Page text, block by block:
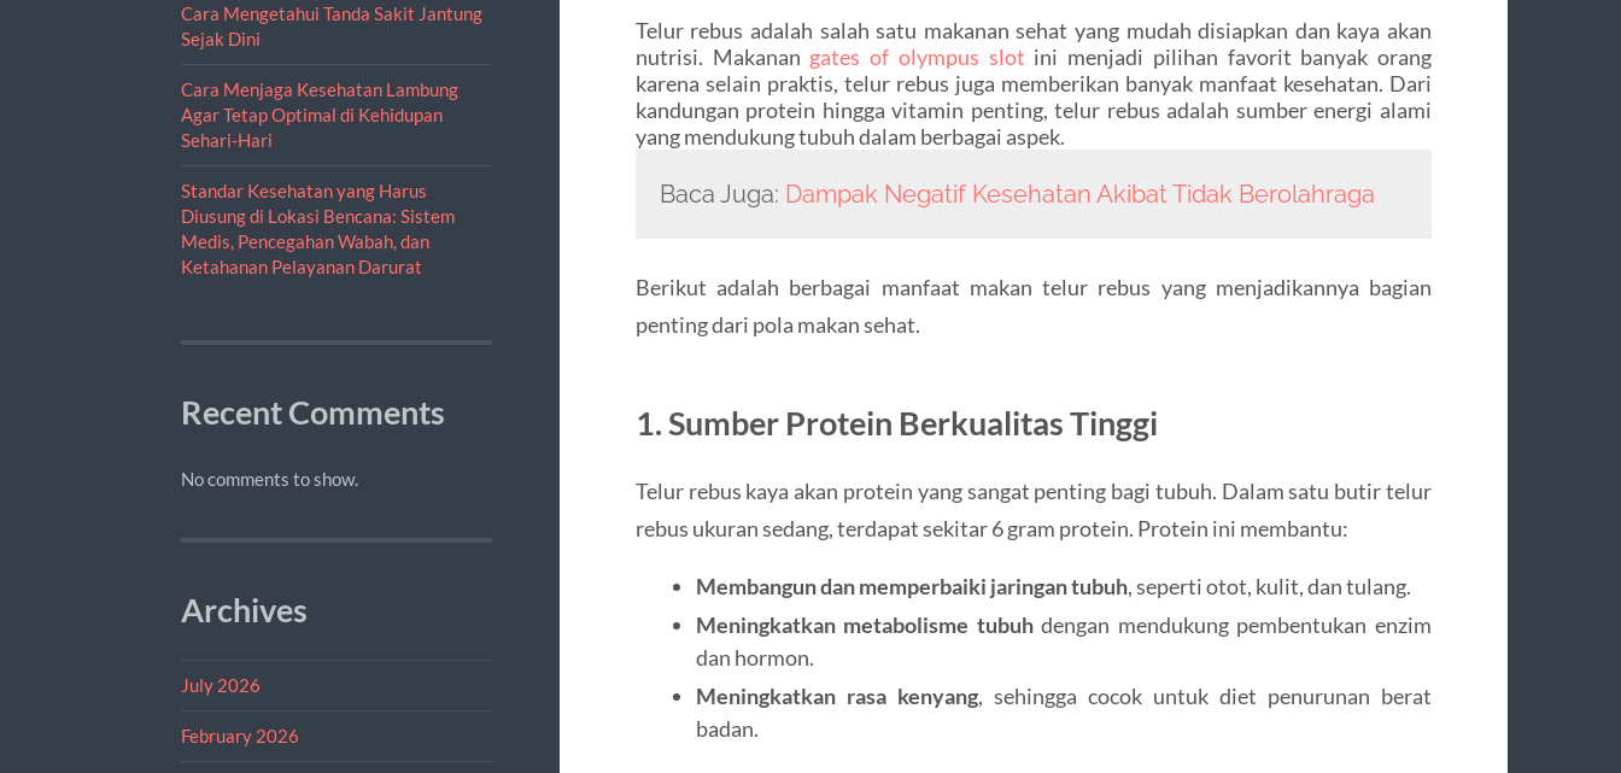
Cara Mengetahui Tanda Sakit Jantung
Sejak Dini
Cara Menjaga Kesehatan Lambung
Agar Tetap Optimal di Kehidupan
Sehari-Hari
Standar Kesehatan yang Harus
Diusung di Lokasi Bencana: Sistem
Medis, Pencegahan Wabah, dan
Ketahanan Pelayanan Darurat
Recent Comments
No comments to show.
Archives
July 2026
February 2026
Telur rebus adalah salah satu makanan sehat yang mudah disiapkan dan kaya akan
nutrisi. Makanan gates of olympus slot ini menjadi pilihan favorit banyak orang
karena selain praktis, telur rebus juga memberikan banyak manfaat kesehatan. Dari
kandungan protein hingga vitamin penting, telur rebus adalah sumber energi alami
yang mendukung tubuh dalam berbagai aspek.
Baca Juga: Dampak Negatif Kesehatan Akibat Tidak Berolahraga
Berikut adalah berbagai manfaat makan telur rebus yang menjadikannya bagian
penting dari pola makan sehat.
1. Sumber Protein Berkualitas Tinggi
Telur rebus kaya akan protein yang sangat penting bagi tubuh. Dalam satu butir telur
rebus ukuran sedang, terdapat sekitar 6 gram protein. Protein ini membantu:
Membangun dan memperbaiki jaringan tubuh, seperti otot, kulit, dan tulang.
Meningkatkan metabolisme tubuhdengan mendukung pembentukan enzim
dan hormon.
Meningkatkan rasa kenyang, sehingga cocok untuk diet penurunan berat
badan.